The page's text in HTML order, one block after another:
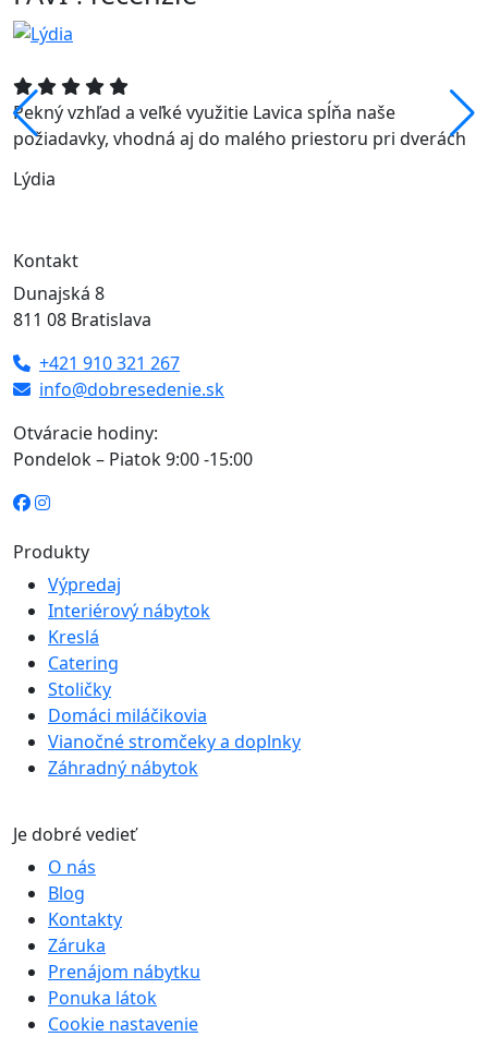
Pekný vzhľad a veľké využitie Lavica spĺňa naše
požiadavky, vhodná aj do malého priestoru pri dverách
Lýdia
Kontakt
Dunajská 8
811 08 Bratislava
+421 910 321 267
info@dobresedenie.sk
Otváracie hodiny:
Pondelok – Piatok 9:00 -15:00
Produkty
Výpredaj
Interiérový nábytok
Kreslá
Catering
Stoličky
Domáci miláčikovia
Vianočné stromčeky a doplnky
Záhradný nábytok
Je dobré vedieť
O nás
Blog
Kontakty
Záruka
Prenájom nábytku
Ponuka látok
Cookie nastavenie